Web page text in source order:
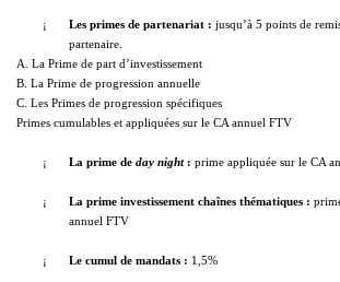
¡ Les primes de partenariat : jusqu’à 5 points de
partenaire.
A. La Prime de part d’investissement
B. La Prime de progression annuelle
C. Les Primes de progression spécifiques
Primes cumulables et appliquées sur le CA annuel FTV
¡ La prime de day night: prime appliquée sur le CA
¡ La prime investissement chaînes thématiques :
annuel FTV
¡ Le cumul de mandats : 1,5%